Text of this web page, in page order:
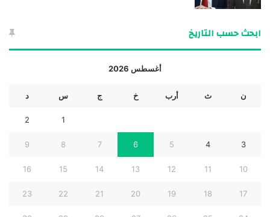
ابحث حسب التاريخ
أغسطس 2026
ن ث أرب خ ج س د
1
2
3
4
5
6
7
8
9
10
11
12
13
14
15
16
17
18
19
20
21
22
23